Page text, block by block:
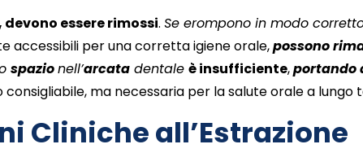
essere rimossi.Se erompono in modo
accessibili per una corretta igiene orale,possono
spazionell’arcata dentaleè insufficiente,portando
ma necessaria per la salute orale a lungo
Cliniche all’Estrazione